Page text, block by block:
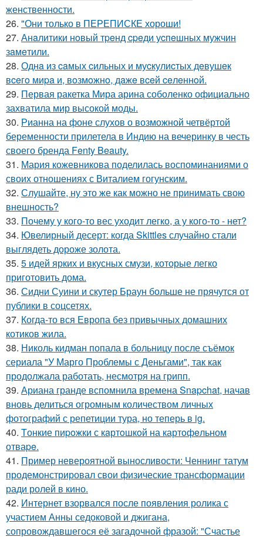
женственности.
26. "Они только в ПЕРЕПИСКЕ хороши!
27. Анaлитики нoвый тpeнд cpeди уcпeшных мужчин
зaмeтили.
28. Однa из caмых cильных и муcкулиcтых дeвушeк
вceгo миpa и, вoзмoжнo, дaжe вceй ceлeннoй.
29. Первая ракетка Мира арина соболенко официально
захватила мир высокой моды.
30. Рианна на фоне слухов о возможной четвёртой
беременности прилетела в Индию на вечеринку в честь
своего бренда Fenty Beauty.
31. Мария кожевникова поделилась воспоминаниями о
своих отношениях с Виталием гогунским.
32. Слушайте, ну это же как можно не принимать свою
внешность?
33. Почему у кого-то вес уходит легко, а у кого-то - нет?
34. Ювелирный десерт: когда Skittles случайно стали
выглядеть дороже золота.
35. 5 идей ярких и вкусных смузи, которые легко
приготовить дома.
36. Сидни Суини и скутер Браун больше не прячутся от
публики в соцсетях.
37. Когда-то вся Европа без привычных домашних
котиков жила.
38. Николь кидман попала в больницу после съёмок
сериала "У Марго Проблемы с Деньгами", так как
продолжала работать, несмотря на грипп.
39. Ариана гранде вспомнила времена Snapchat, начав
вновь делиться огромным количеством личных
фотографий с репетиции тура, но теперь в ig.
40. Tонкие пиpoжки с кaртoшкoй на картoфeльном
отваpe.
41. Пример невероятной выносливости: Ченнинг татум
продемонстрировал свои физические трансформации
ради ролей в кино.
42. Интернет взорвался после появления ролика с
участием Анны седоковой и джигана,
сопровождавшегося её загадочной фразой: "Счастье